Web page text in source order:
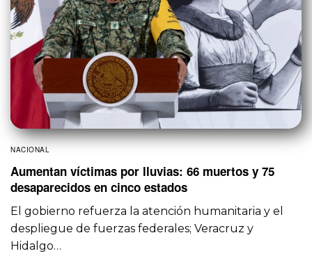
NACIONAL
Aumentan víctimas por lluvias: 66 muertos y 75
desaparecidos en cinco estados
El gobierno refuerza la atención humanitaria y el
despliegue de fuerzas federales; Veracruz y
Hidalgo…